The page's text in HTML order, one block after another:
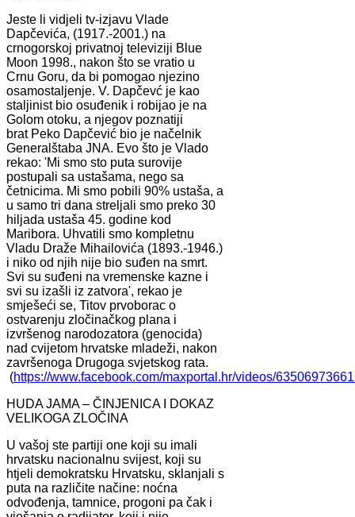
Jeste li vidjeli tv-izjavu Vlade
Dapčevića, (1917.-2001.) na
crnogorskoj privatnoj televiziji Blue
Moon 1998., nakon što se vratio u
Crnu Goru, da bi pomogao njezino
osamostaljenje. V. Dapčevć je kao
staljinist bio osuđenik i robijao je na
Golom otoku, a njegov poznatiji
brat Peko Dapčević bio je načelnik
Generalštaba JNA. Evo što je Vlado
rekao: 'Mi smo sto puta surovije
postupali sa ustašama, nego sa
četnicima. Mi smo pobili 90% ustaša, a
u samo tri dana streljali smo preko 30
hiljada ustaša 45. godine kod
Maribora. Uhvatili smo kompletnu
Vladu Draže Mihailovića (1893.-1946.)
i niko od njih nije bio suđen na smrt.
Svi su suđeni na vremenske kazne i
svi su izašli iz zatvora', rekao je
smješeći se, Titov prvoborac o
ostvarenju zločinačkog plana i
izvršenog narodozatora (genocida)
nad cvijetom hrvatske mladeži, nakon
završenoga Drugoga svjetskog rata.
(https://www.facebook.com/maxportal.hr/videos/
HUDA JAMA – ČINJENICA I DOKAZ
VELIKOGA ZLOČINA
U vašoj ste partiji one koji su imali
hrvatsku nacionalnu svijest, koji su
htjeli demokratsku Hrvatsku, sklanjali s
puta na različite načine: noćna
odvođenja, tamnice, progoni pa čak i